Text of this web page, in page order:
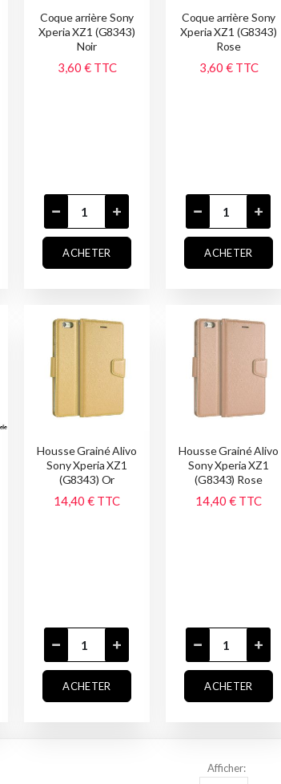
Coque arrière Sony
Xperia XZ1 (G8343)
Noir
3,60 € TTC
ACHETER
Coque arrière Sony
Xperia XZ1 (G8343)
Rose
3,60 € TTC
ACHETER
Housse Grainé Alivo
Sony Xperia XZ1
(G8343) Or
14,40 € TTC
ACHETER
Housse Grainé Alivo
Sony Xperia XZ1
(G8343) Rose
14,40 € TTC
ACHETER
Afficher